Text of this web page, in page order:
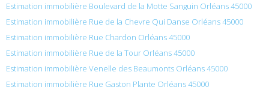
Estimation immobilière Boulevard de la Motte Sanguin Orléans 45000
Estimation immobilière Rue de la Chevre Qui Danse Orléans 45000
Estimation immobilière Rue Chardon Orléans 45000
Estimation immobilière Rue de la Tour Orléans 45000
Estimation immobilière Venelle des Beaumonts Orléans 45000
Estimation immobilière Rue Gaston Plante Orléans 45000